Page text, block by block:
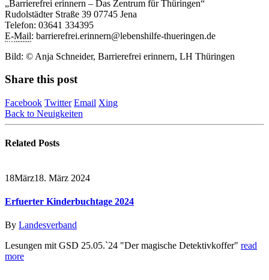
„Barrierefrei erinnern – Das Zentrum für Thüringen“
Rudolstädter Straße 39 07745 Jena
Telefon: 03641 334395
E-Mail: barrierefrei.erinnern@lebenshilfe-thueringen.de
Bild: © Anja Schneider, Barrierefrei erinnern, LH Thüringen
Share this post
Facebook Twitter Email Xing
Back to Neuigkeiten
Related Posts
18März18. März 2024
Erfuerter Kinderbuchtage 2024
By Landesverband
Lesungen mit GSD 25.05.`24 "Der magische Detektivkoffer" read
more